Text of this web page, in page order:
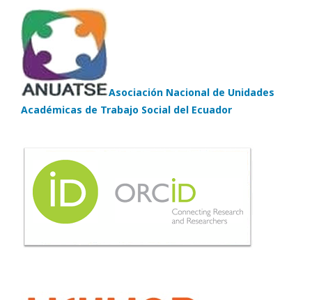
Asociación Nacional de Unidades
Académicas de Trabajo Social del Ecuador